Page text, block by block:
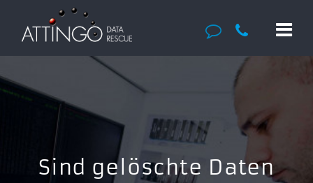
Sind gelöschte Daten